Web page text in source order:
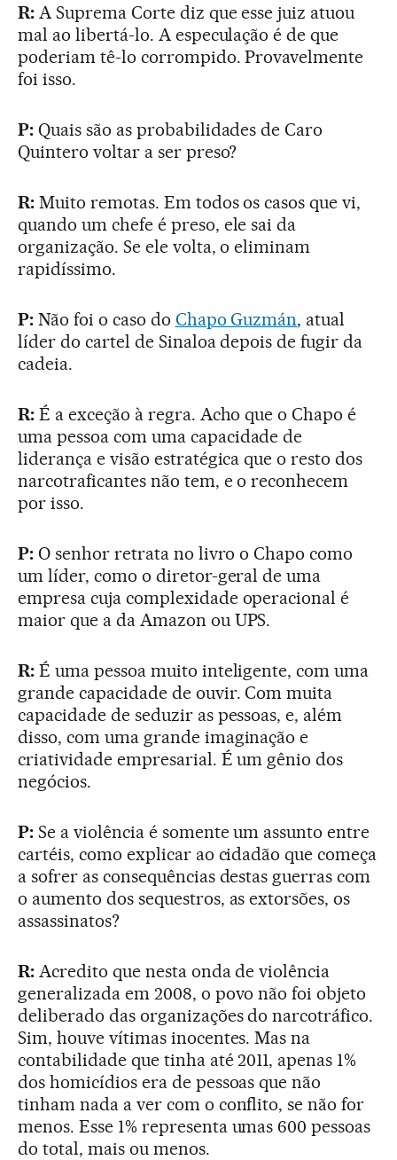
R:A Suprema Corte diz que esse juiz atuou
mal ao libertá-lo. A especulação é de que
poderiam tê-lo corrompido. Provavelmente
foi isso.
P:Quais são as probabilidades de Caro
Quintero voltar a ser preso?
R:Muito remotas. Em todos os casos que vi,
quando um chefe é preso, ele sai da
organização. Se ele volta, o eliminam
rapidíssimo.
P:Não foi o caso do Chapo Guzmán, atual
líder do cartel de Sinaloa depois de fugir da
cadeia.
R:É a exceção à regra. Acho que o Chapo é
uma pessoa com uma capacidade de
liderança e visão estratégica que o resto dos
narcotraficantes não tem, e o reconhecem
por isso.
P:O senhor retrata no livro o Chapo como
um líder, como o diretor-geral de uma
empresa cuja complexidade operacional é
maior que a da Amazon ou UPS.
R:É uma pessoa muito inteligente, com uma
grande capacidade de ouvir. Com muita
capacidade de seduzir as pessoas, e, além
disso, com uma grande imaginação e
criatividade empresarial. É um gênio dos
negócios.
P:Se a violência é somente um assunto entre
cartéis, como explicar ao cidadão que começa
a sofrer as consequências destas guerras com
o aumento dos sequestros, as extorsões, os
assassinatos?
R:Acredito que nesta onda de violência
generalizada em 2008, o povo não foi objeto
deliberado das organizações do narcotráfico.
Sim, houve vítimas inocentes. Mas na
contabilidade que tinha até 2011, apenas 1%
dos homicídios era de pessoas que não
tinham nada a ver com o conflito, se não for
menos. Esse 1% representa umas 600 pessoas
do total, mais ou menos.